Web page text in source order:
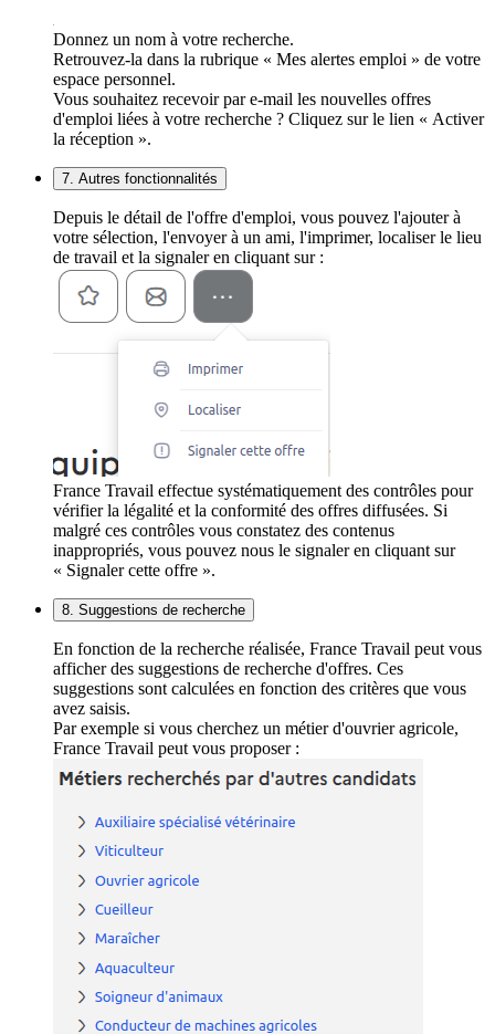
Donnez un nom à votre recherche.
Retrouvez-la dans la rubrique « Mes alertes emploi » de votre
espace personnel.
Vous souhaitez recevoir par e-mail les nouvelles offres
d'emploi liées à votre recherche ? Cliquez sur le lien « Activer
la réception ».
7. Autres fonctionnalités
Depuis le détail de l'offre d'emploi, vous pouvez l'ajouter à
votre sélection, l'envoyer à un ami, l'imprimer, localiser le lieu
de travail et la signaler en cliquant sur :
France Travail effectue systématiquement des contrôles pour
vérifier la légalité et la conformité des offres diffusées. Si
malgré ces contrôles vous constatez des contenus
inappropriés, vous pouvez nous le signaler en cliquant sur
« Signaler cette offre ».
8. Suggestions de recherche
En fonction de la recherche réalisée, France Travail peut vous
afficher des suggestions de recherche d'offres. Ces
suggestions sont calculées en fonction des critères que vous
avez saisis.
Par exemple si vous cherchez un métier d'ouvrier agricole,
France Travail peut vous proposer :